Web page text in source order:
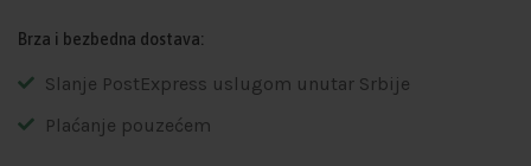
Brza i bezbedna dostava:
Slanje PostExpress uslugom unutar Srbije
Plaćanje pouzećem